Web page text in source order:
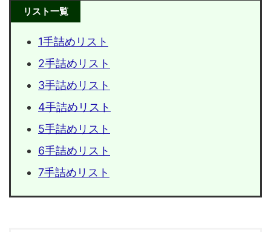
リスト一覧
1手詰めリスト
2手詰めリスト
3手詰めリスト
4手詰めリスト
5手詰めリスト
6手詰めリスト
7手詰めリスト